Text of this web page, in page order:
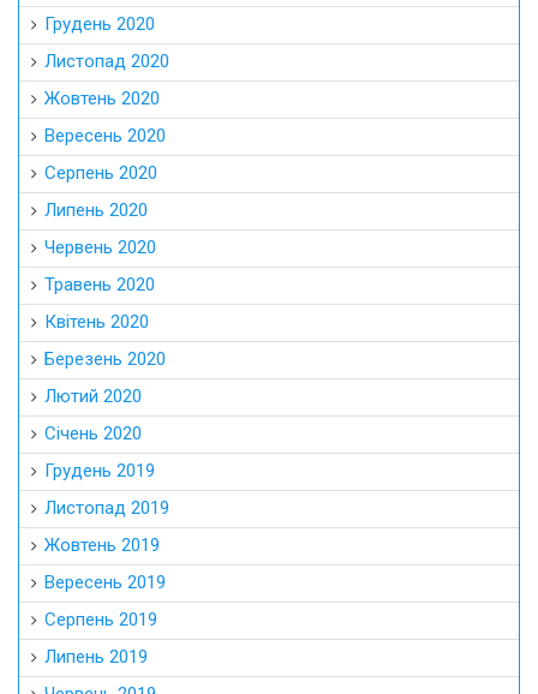
Грудень 2020
Листопад 2020
Жовтень 2020
Вересень 2020
Серпень 2020
Липень 2020
Червень 2020
Травень 2020
Квітень 2020
Березень 2020
Лютий 2020
Січень 2020
Грудень 2019
Листопад 2019
Жовтень 2019
Вересень 2019
Серпень 2019
Липень 2019